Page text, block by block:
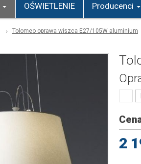
OŚWIETLENIE Producenci
Tolomeo oprawa wiszca E27/105W aluminium
2